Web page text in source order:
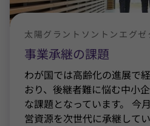
事業承継の課題
太陽グラントソントンエグゼ
わが国では高齢化の進展で
おり、後継者難に悩む中小
な課題となっています。 今
営資源を次世代に承継して